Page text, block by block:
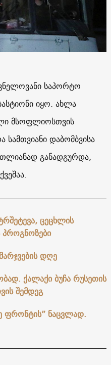
საპორტო
იყო. ახლა
მსოფლიოსთვის
სამთვიანი დაბომბვისა
განადგურდა,
ცეცხლის
პროგნოზები
დღე
ქალაქი ბუჩა რუსეთის
შემდეგ
ფრონტის” ნაცვლად.